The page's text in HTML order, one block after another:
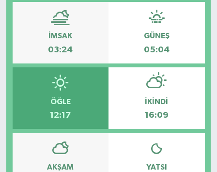
İMSAK
03:24
GÜNEŞ
05:04
ÖĞLE
12:17
İKINDI
16:09
AKŞAM YATSI